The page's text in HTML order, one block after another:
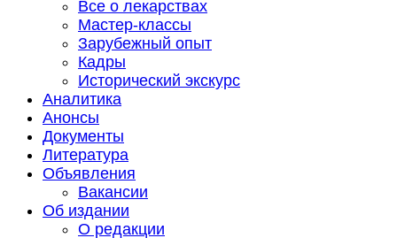
Все о лекарствах
Мастер-классы
Зарубежный опыт
Кадры
Исторический экскурс
Аналитика
Анонсы
Документы
Литература
Объявления
Вакансии
Об издании
О редакции